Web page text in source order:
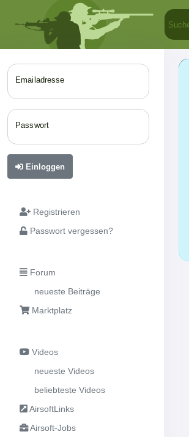
Emailadresse
Passwort
Einloggen
Registrieren
Passwort vergessen?
Forum
neueste Beiträge
Marktplatz
Videos
neueste Videos
beliebteste Videos
AirsoftLinks
Airsoft-Jobs